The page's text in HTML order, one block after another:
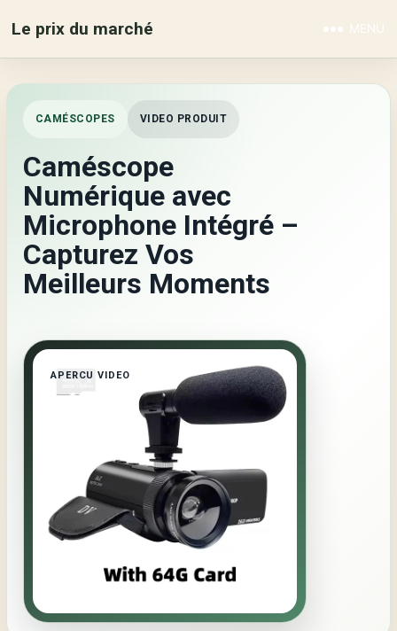
Le prix du marché MENU
CAMÉSCOPES VIDEO PRODUIT
Caméscope
Numérique avec
Microphone Intégré –
Capturez Vos
Meilleurs Moments
APERCU VIDEO